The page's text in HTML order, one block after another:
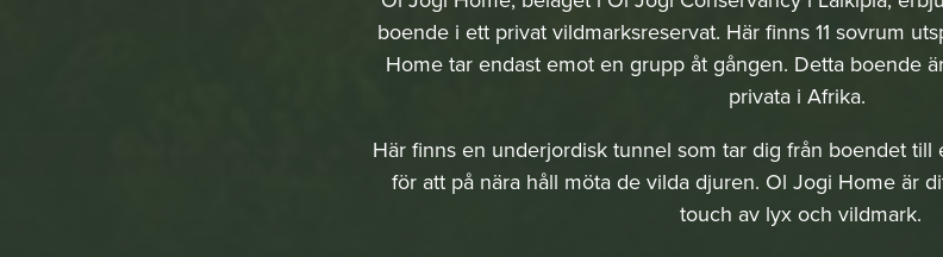
boende i ett privat vildmarksreservat. Här finns 11 sovrum
Home tar endast emot en grupp åt gången. Detta boende
privata i Afrika.
Här finns en underjordisk tunnel som tar dig från boendet
för att på nära håll möta de vilda djuren. Ol Jogi Home är
touch av lyx och vildmark.